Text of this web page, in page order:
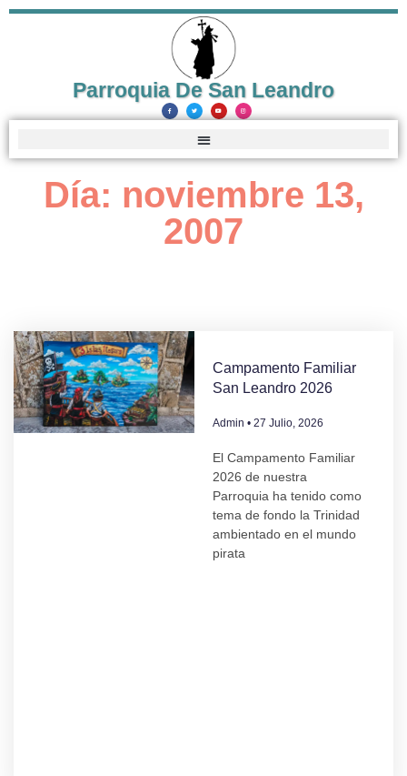
Parroquia De San Leandro
Día: noviembre 13,
2007
Campamento Familiar
San Leandro 2026
Admin 27 Julio, 2026
El Campamento Familiar
2026 de nuestra
Parroquia ha tenido como
tema de fondo la Trinidad
ambientado en el mundo
pirata